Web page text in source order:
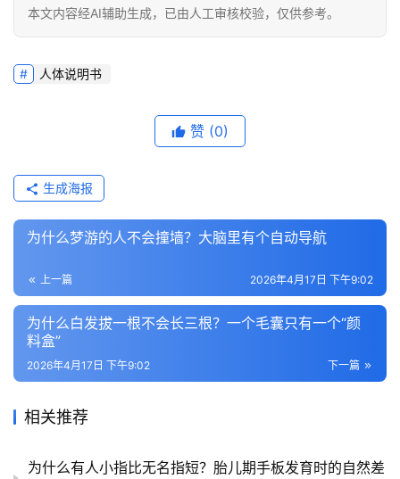
本文内容经AI辅助生成，已由人工审核校验，仅供参考。
人体说明书
赞 (0)
生成海报
为什么梦游的人不会撞墙？大脑里有个自动导航
上一篇 2026年4月17日 下午9:02
为什么白发拔一根不会长三根？一个毛囊只有一个“颜
料盒”
下一篇
2026年4月17日 下午9:02
相关推荐
为什么有人小指比无名指短？胎儿期手板发育时的自然差